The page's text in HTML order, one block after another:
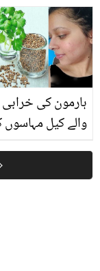
ہیں؟ ان کی
کہانی جس کے
لوگوں کو کم ہی
ہارمون کی
والے کیل مہاسوں
آسان طریقے